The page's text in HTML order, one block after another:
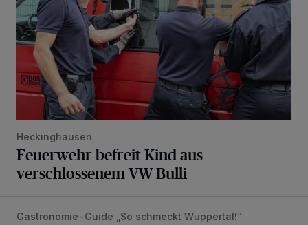
Heckinghausen
Feuerwehr befreit Kind aus
verschlossenem VW Bulli
„Goldenes W“: Weisheit, Geduld – und gutes Essen
Gastronomie-Guide „So schmeckt Wuppertal!“